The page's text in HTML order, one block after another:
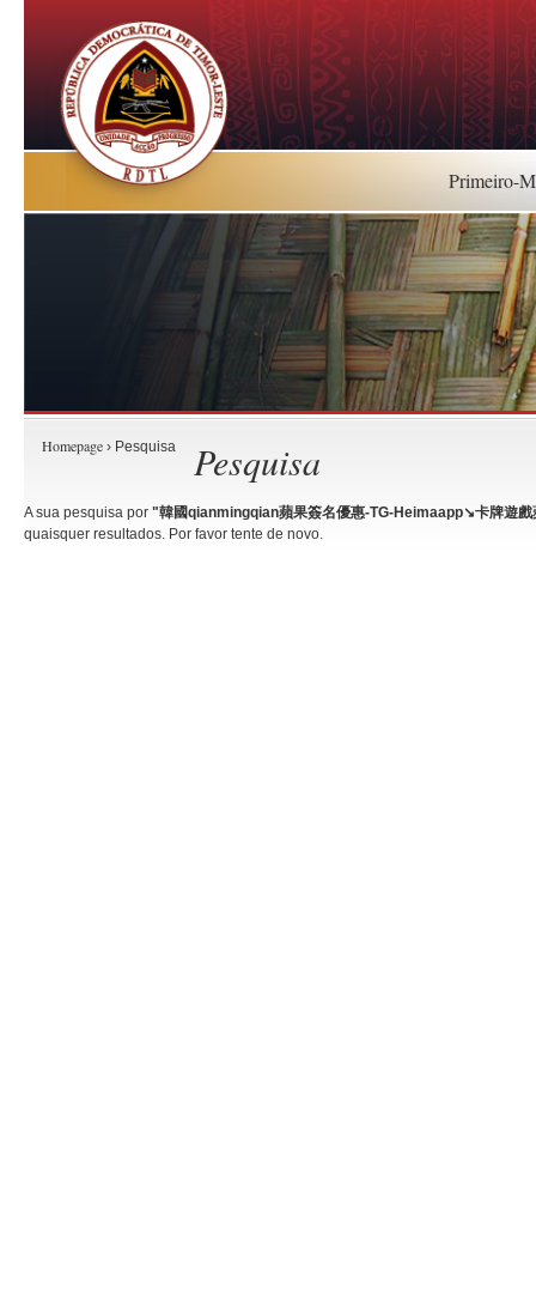
Primeiro-
Homepage › Pesquisa Pesquisa
A sua pesquisa por "韓國qianmingqian蘋果簽名優惠-TG-Heimaapp↘️卡牌遊
quaisquer resultados. Por favor tente de novo.